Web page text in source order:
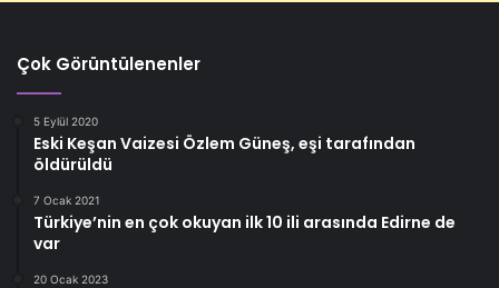
Çok Görüntülenenler
5 Eylül 2020
Eski Keşan Vaizesi Özlem Güneş, eşi tarafından
öldürüldü
7 Ocak 2021
Türkiye’nin en çok okuyan ilk 10 ili arasında Edirne de
var
20 Ocak 2023